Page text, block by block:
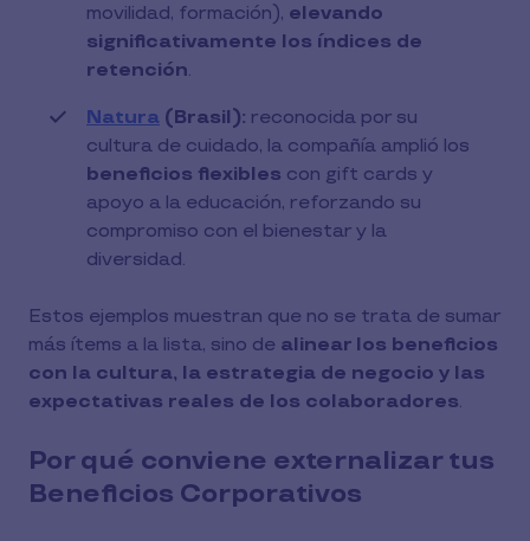
movilidad, formación), elevando
significativamente los índices de
retención.
Natura (Brasil): reconocida por su
cultura de cuidado, la compañía amplió los
beneficios flexibles con gift cards y
apoyo a la educación, reforzando su
compromiso con el bienestar y la
diversidad.
Estos ejemplos muestran que no se trata de sumar
más ítems a la lista, sino de alinear los beneficios
con la cultura, la estrategia de negocio y las
expectativas reales de los colaboradores.
Por qué conviene externalizar tus
Beneficios Corporativos